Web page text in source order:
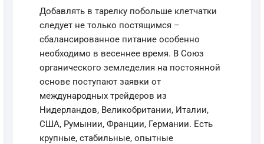
Добавлять в тарелку побольше клетчатки
следует не только постящимся –
сбалансированное питание особенно
необходимо в весеннее время. В Союз
органического земледелия на постоянной
основе поступают заявки от
международных трейдеров из
Нидерландов, Великобритании, Италии,
США, Румынии, Франции, Германии. Есть
крупные, стабильные, опытные